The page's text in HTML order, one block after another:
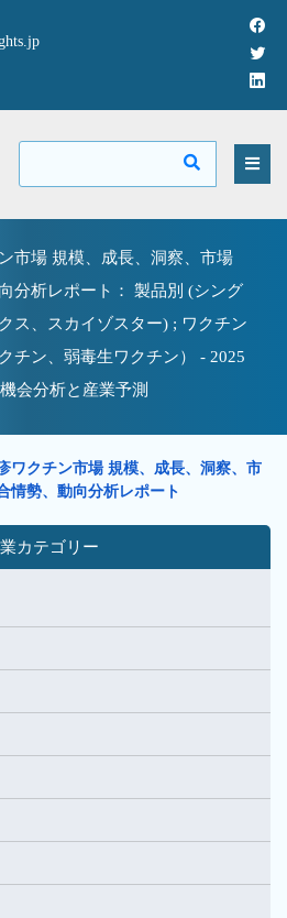
市場 規模、成長、洞察、市場
分析レポート： 製品別 (シング
ス、スカイゾスター) ; ワクチン
チン、弱毒生ワクチン） - 2025
会分析と産業予測
ワクチン市場 規模、成長、洞察、市
情勢、動向分析レポート
カテゴリー